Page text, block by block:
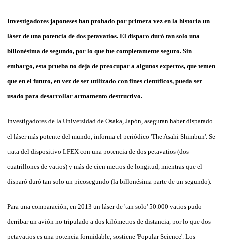
Investigadores japoneses han probado por primera vez en la historia un
láser de una potencia de dos petavatios. El disparo duró tan solo una
billonésima de segundo, por lo que fue completamente seguro. Sin
embargo, esta prueba no deja de preocupar a algunos expertos, que temen
que en el futuro, en vez de ser utilizado con fines científicos, pueda ser
usado para desarrollar armamento destructivo.
Investigadores de la Universidad de Osaka, Japón, aseguran haber disparado
el láser más potente del mundo, informa el periódico 'The Asahi Shimbun'. Se
trata del dispositivo LFEX con una potencia de dos petavatios (dos
cuatrillones de vatios) y más de cien metros de longitud, mientras que el
disparó duró tan solo un picosegundo (la billonésima parte de un segundo).
Para una comparación, en 2013 un láser de 'tan solo' 50.000 vatios pudo
derribar un avión no tripulado a dos kilómetros de distancia, por lo que dos
petavatios es una potencia formidable, sostiene 'Popular Science'. Los